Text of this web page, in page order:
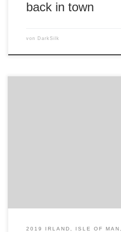
back in town
von DarkSilk
2019 IRLAND, ISLE OF